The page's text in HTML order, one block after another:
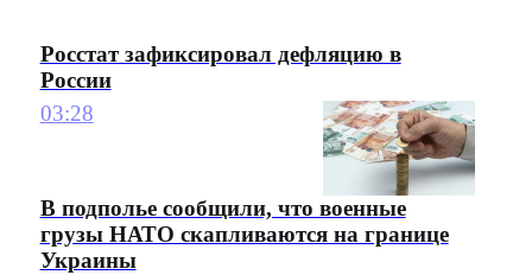
Росстат зафиксировал дефляцию в
России
03:28
В подполье сообщили, что военные
грузы НАТО скапливаются на границе
Украины